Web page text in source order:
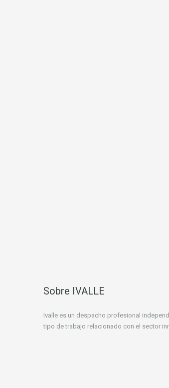
Sobre IVALLE
Ivalle es un despacho profesional
tipo de trabajo relacionado con el sector